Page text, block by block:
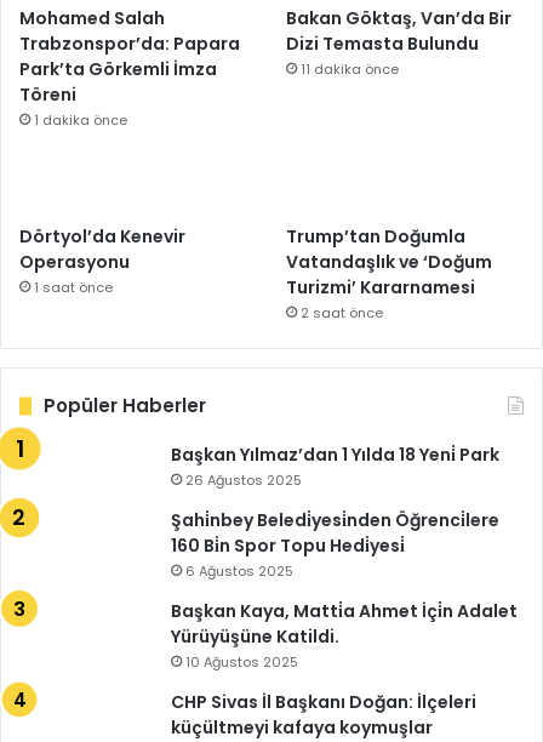
Mohamed Salah
Trabzonspor’da: Papara
Park’ta Görkemli İmza
Töreni
1 dakika önce
Bakan Göktaş, Van’da Bir
Dizi Temasta Bulundu
11 dakika önce
Dörtyol’da Kenevir
Operasyonu
1 saat önce
Trump’tan Doğumla
Vatandaşlık ve ‘Doğum
Turizmi’ Kararnamesi
2 saat önce
Popüler Haberler
Başkan Yılmaz’dan 1 Yılda 18 Yeni̇ Park
26 Ağustos 2025
Şahi̇nbey Beledi̇yesi̇nden Öğrenci̇lere
160 Bi̇n Spor Topu Hedi̇yesi̇
6 Ağustos 2025
Başkan Kaya, Matti̇a Ahmet İçi̇n Adalet
Yürüyüşüne Katildi.
10 Ağustos 2025
CHP Sivas İl Başkanı Doğan: İlçeleri
küçültmeyi kafaya koymuşlar